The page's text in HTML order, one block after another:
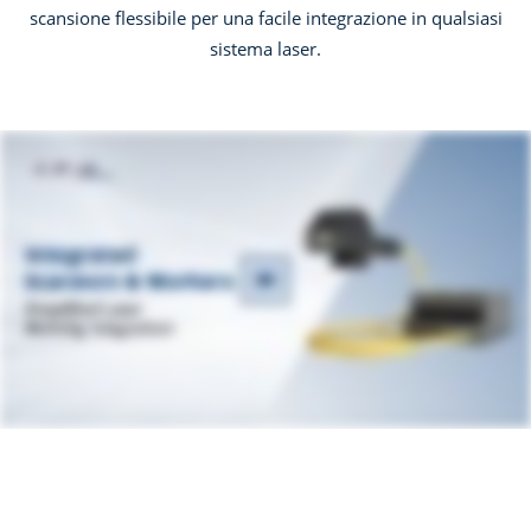
scansione flessibile per una facile integrazione in qualsiasi
sistema laser.